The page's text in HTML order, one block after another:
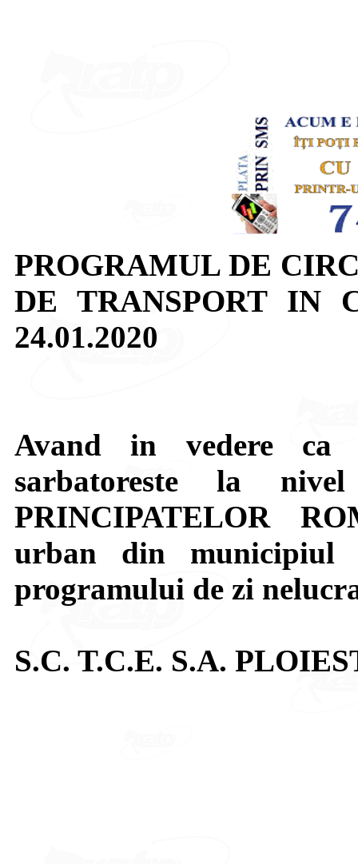
PROGRAMUL DE
DE TRANSPORT IN
24.01.2020
Avand in vedere ca
sarbatoreste la
PRINCIPATELOR
urban din municipiul
programului de zi
S.C. T.C.E. S.A.